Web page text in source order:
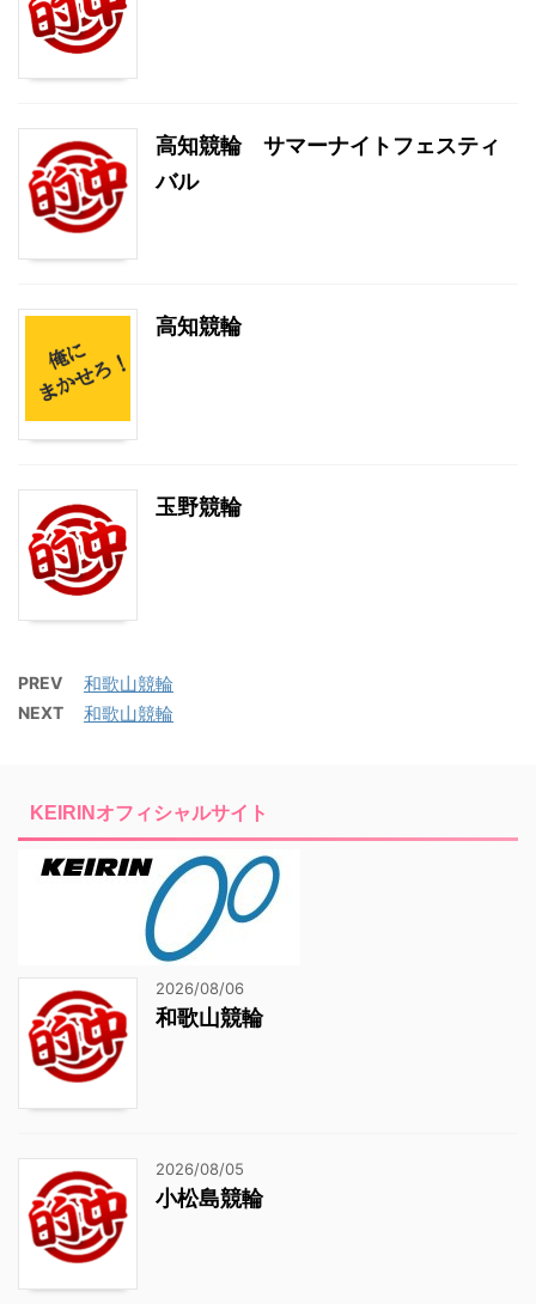
高知競輪 サマーナイトフェスティ
バル
高知競輪
玉野競輪
PREV 和歌山競輪
NEXT 和歌山競輪
KEIRINオフィシャルサイト
2026/08/06
和歌山競輪
2026/08/05
小松島競輪